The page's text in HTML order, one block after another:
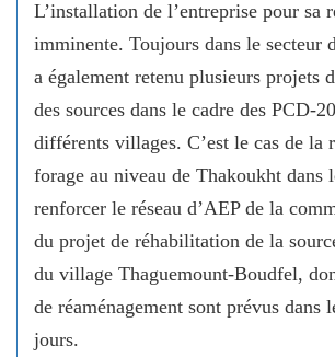
L’installation de l’entreprise pour sa
imminente. Toujours dans le secteur
a également retenu plusieurs projets
des sources dans le cadre des PCD-
différents villages. C’est le cas de la
forage au niveau de Thakoukht dans
renforcer le réseau d’AEP de la
du projet de réhabilitation de la
du village Thaguemount-Boudfel,
de réaménagement sont prévus dans
jours.